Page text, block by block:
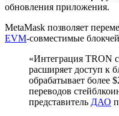
обновления приложения.
MetaMask позволяет
EVM-совместимые
«Интеграция TRON
расширяет доступ к
обрабатывает более
переводов
представитель ДАО